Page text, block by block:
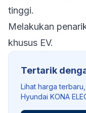
tinggi.
Melakukan
khusus EV.
Tertarik
Lihat harga
Hyundai KONA